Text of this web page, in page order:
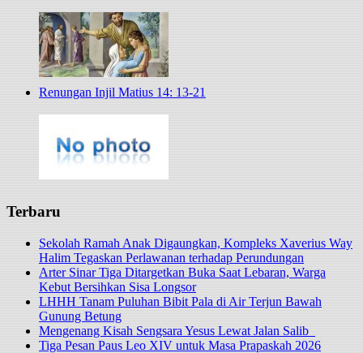
Renungan Injil Matius 14: 13-21
Terbaru
Sekolah Ramah Anak Digaungkan, Kompleks Xaverius Way
Halim Tegaskan Perlawanan terhadap Perundungan
Arter Sinar Tiga Ditargetkan Buka Saat Lebaran, Warga
Kebut Bersihkan Sisa Longsor
LHHH Tanam Puluhan Bibit Pala di Air Terjun Bawah
Gunung Betung
Mengenang Kisah Sengsara Yesus Lewat Jalan Salib
Tiga Pesan Paus Leo XIV untuk Masa Prapaskah 2026